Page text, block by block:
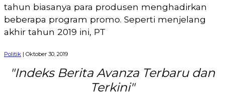
tahun biasanya para produsen menghadirkan
beberapa program promo. Seperti menjelang
akhir tahun 2019 ini, PT
Politik | Oktober 30, 2019
"Indeks Berita Avanza Terbaru dan
Terkini"